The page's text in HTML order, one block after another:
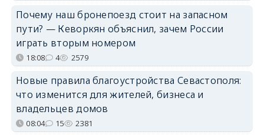
Почему наш бронепоезд стоит на запасном
пути? — Кеворкян объяснил, зачем России
играть вторым номером
18:08 4 2579
Новые правила благоустройства Севастополя:
что изменится для жителей, бизнеса и
владельцев домов
08:04 15 2381